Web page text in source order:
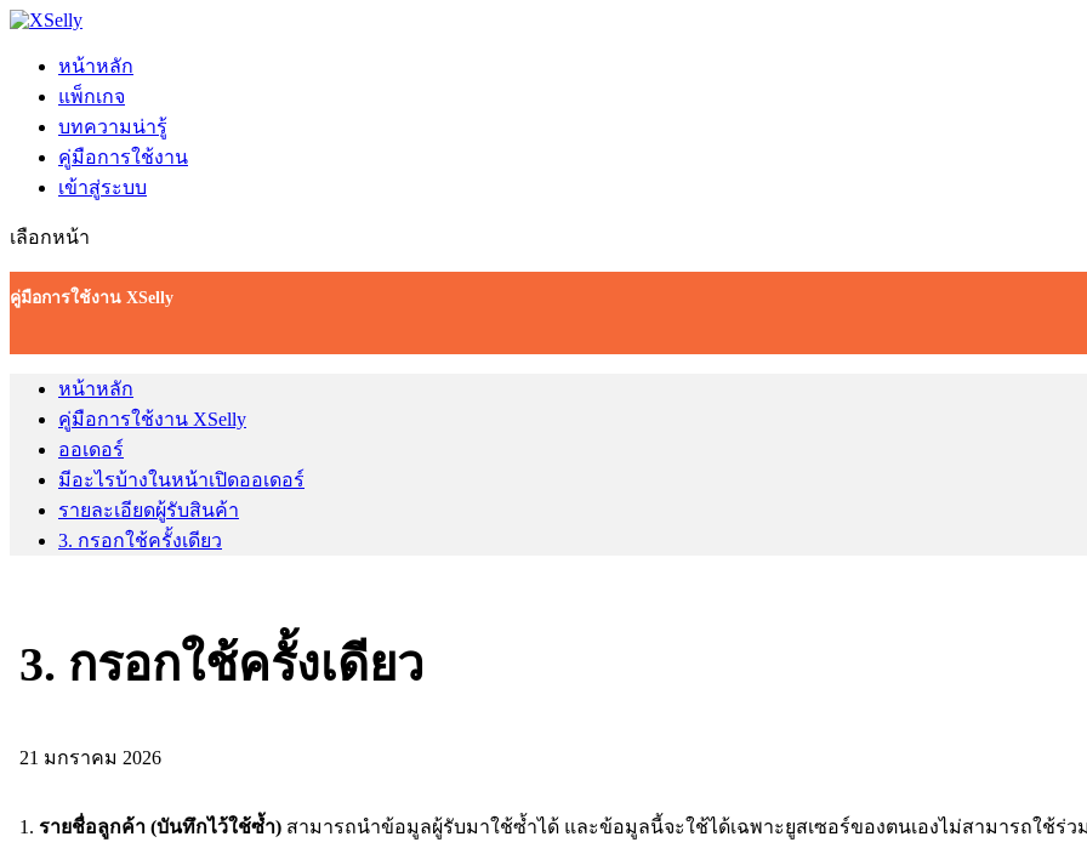
หน้าหลัก
แพ็กเกจ
บทความน่ารู้
คู่มือการใช้งาน
เข้าสู่ระบบ
เลือกหน้า
คู่มือการใช้งาน XSelly
หน้าหลัก
คู่มือการใช้งาน XSelly
ออเดอร์
มีอะไรบ้างในหน้าเปิดออเดอร์
รายละเอียดผู้รับสินค้า
3. กรอกใช้ครั้งเดียว
3. กรอกใช้ครั้งเดียว
21 มกราคม 2026
1. รายชื่อลูกค้า (บันทึกไว้ใช้ซ้ำ) สามารถนำข้อมูลผู้รับมาใช้ซ้ำได้ และข้อมูลนี้จะใช้ได้เฉพาะยูสเซอร์ของตนเองไม่สามารถใช้ร่ว